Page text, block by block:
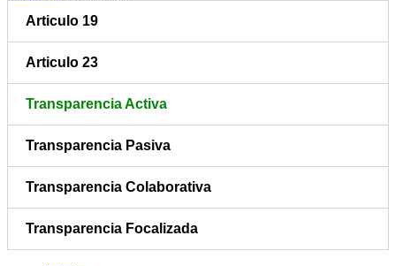
Articulo 19
Articulo 23
Transparencia Activa
Transparencia Pasiva
Transparencia Colaborativa
Transparencia Focalizada